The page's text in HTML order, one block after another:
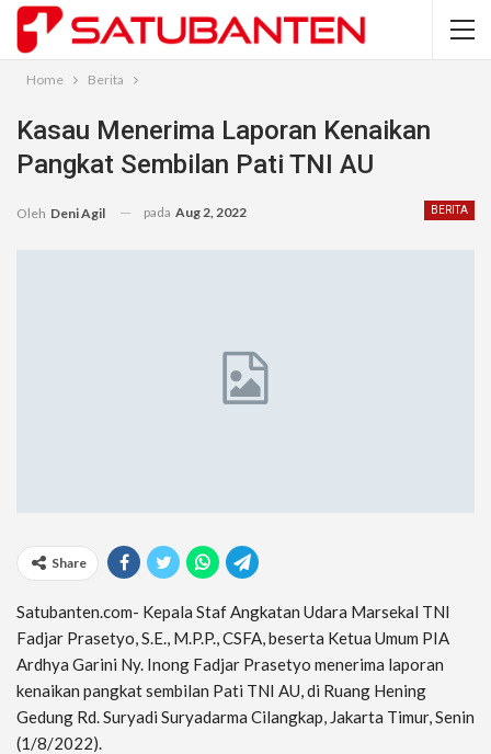
Home Berita
Kasau Menerima Laporan Kenaikan
Pangkat Sembilan Pati TNI AU
BERITA
Oleh Deni Agil pada Aug 2, 2022
Share
Satubanten.com- Kepala Staf Angkatan Udara Marsekal TNI
Fadjar Prasetyo, S.E., M.P.P., CSFA, beserta Ketua Umum PIA
Ardhya Garini Ny. Inong Fadjar Prasetyo menerima laporan
kenaikan pangkat sembilan Pati TNI AU, di Ruang Hening
Gedung Rd. Suryadi Suryadarma Cilangkap, Jakarta Timur, Senin
(1/8/2022).